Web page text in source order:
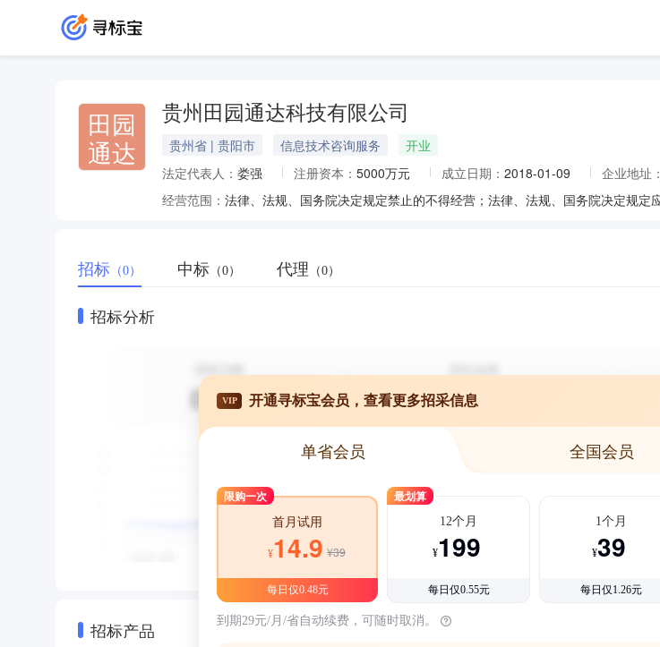
田园
通达
贵州田园通达科技有限公司
贵州省 | 贵阳市 信息技术咨询服务
开业
法定代表人： 娄强 注册资本： 5000万元 成立日期： 2018-01-09 企业地址：
经营范围：
招标 （0） 中标 （0） 代理 （0）
招标分析
招标产品
VIP 开通寻标宝会员，查看更多招采信息
单省会员 全国会员
限购一次
首月试用
¥14.9 ¥39
每日仅0.48元
最划算
12个月
¥199
每日仅0.55元
1个月
¥39
每日仅1.26元
到期29元/月/省自动续费，可随时取消。